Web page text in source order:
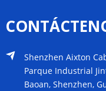
Shenzhen Aixton
Parque Industrial
Baoan, Shenzhen,